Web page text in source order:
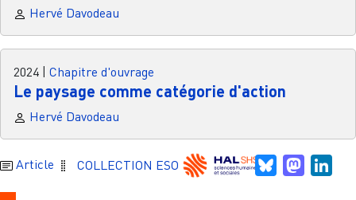
Hervé Davodeau
2024 Chapitre d'ouvrage
Le paysage comme catégorie d'action
Hervé Davodeau
Article COLLECTION ESO Bluesky